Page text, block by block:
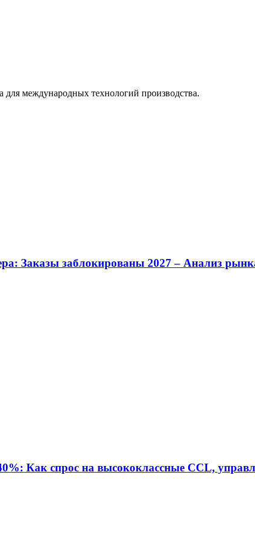
для международных технологий производства.
Заказы заблокированы 2027 – Анализ
Как спрос на высококлассные CCL,